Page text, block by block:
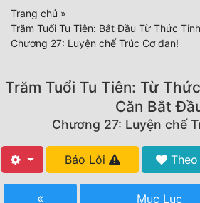
Nhật
(current)
BXH
Truyện Mới Ra
Hoàn Thành
Trang chủ »
Trăm Tuổi Tu Tiên: Bắt Đầu Từ Thức
Chương 27: Luyện chế Trúc Cơ đan!
Trăm Tuổi Tu Tiên: Từ
Căn Bắt
Chương 27: Luyện chế
Báo Lỗi Theo
Mục Lục